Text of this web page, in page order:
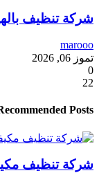
شركة تنظيف
marooo
تموز 06, 2026
0
22
Posts
شركة تنظيف